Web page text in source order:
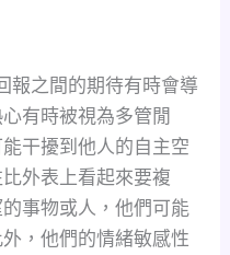
報之間的期待有時會導
有時被視為多管閒
干擾到他人的自主空
外表上看起來要複
事物或人，他們可能
，他們的情緒敏感性